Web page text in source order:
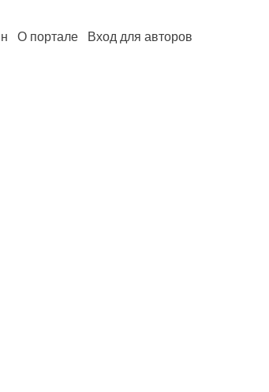
О портале Вход для авторов